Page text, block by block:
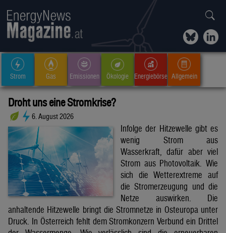
Strom Gas Emissionen Ökologie Energiebörse Allgemein
Droht uns eine Stromkrise?
6. August 2026
Infolge der Hitzewelle gibt es
wenig Strom aus
Wasserkraft, dafür aber viel
Strom aus Photovoltaik. Wie
sich die Wetterextreme auf
die Stromerzeugung und die
Netze auswirken. Die
anhaltende Hitzewelle bringt die Stromnetze in Osteuropa unter
Druck. In Österreich fehlt dem Stromkonzern Verbund ein Drittel